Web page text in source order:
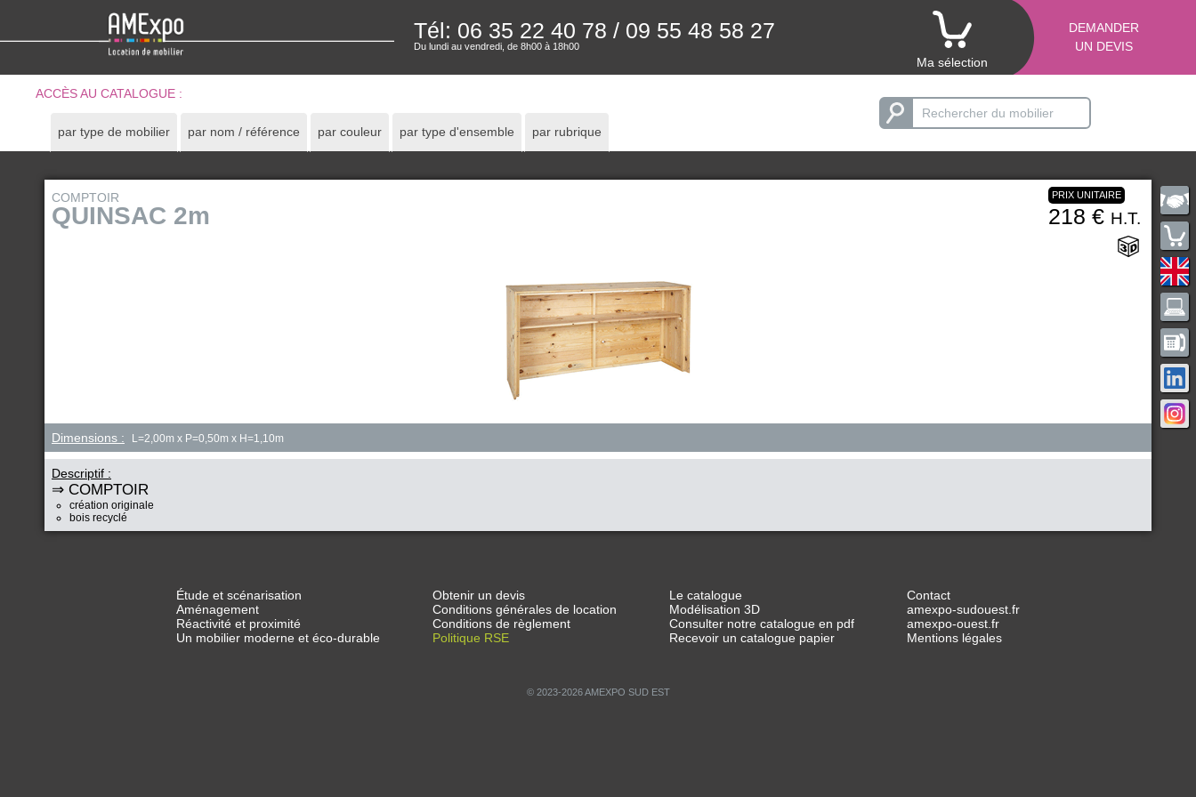
Tél: 06 35 22 40 78 / 09 55 48 58 27
Du lundi au vendredi, de 8h00 à 18h00
Ma sélection
DEMANDER
UN DEVIS
ACCÈS AU CATALOGUE :
par type de mobilier par nom / référence par couleur par type d'ensemble par rubrique
COMPTOIR
QUINSAC 2m
PRIX UNITAIRE
218 € H.T.
Dimensions : L=2,00m x P=0,50m x H=1,10m
Descriptif :
⇒ COMPTOIR
création originale
bois recyclé
Étude et scénarisation
Aménagement
Réactivité et proximité
Un mobilier moderne et éco-durable
Obtenir un devis
Conditions générales de location
Conditions de règlement
Politique RSE
Le catalogue
Modélisation 3D
Consulter notre catalogue en pdf
Recevoir un catalogue papier
Contact
amexpo-sudouest.fr
amexpo-ouest.fr
Mentions légales
© 2023-2026 AMEXPO SUD EST